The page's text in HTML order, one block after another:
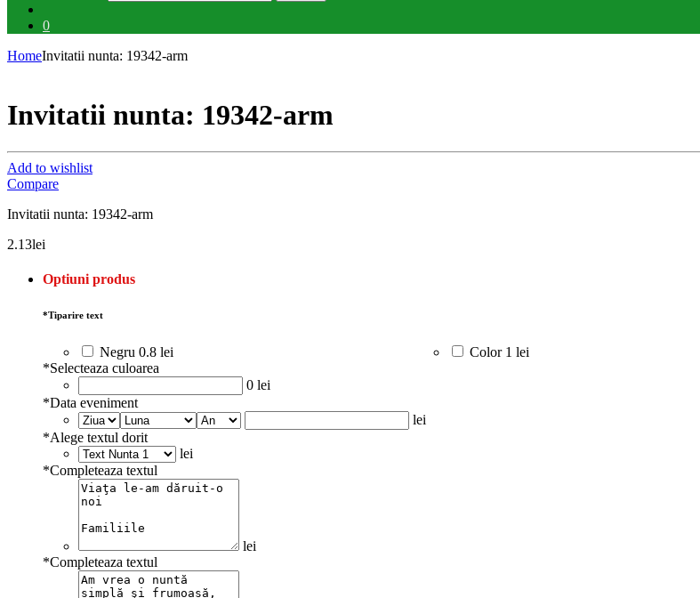
0
HomeInvitatii nunta: 19342-arm
Invitatii nunta: 19342-arm
Add to wishlist
Compare
Invitatii nunta: 19342-arm
2.13lei
Optiuni produs
*Tiparire text
Negru 0.8 lei Color 1 lei
*Selecteaza culoarea
0 lei
*Data eveniment
lei
*Alege textul dorit
lei
*Completeaza textul
lei
*Completeaza textul